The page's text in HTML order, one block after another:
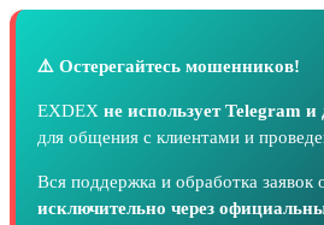
⚠️ Остерегайтесь мошенников!
EXDEX не использует Telegram
для общения с клиентами и
Вся поддержка и обработка заявок
исключительно через